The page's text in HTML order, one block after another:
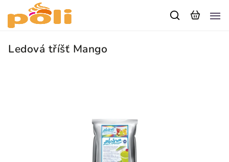
Ledová tříšť Mango